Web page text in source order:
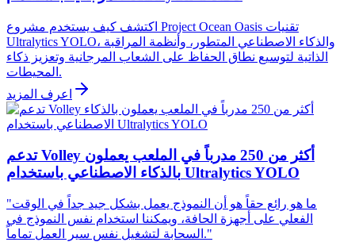
اكتشف كيف يستخدم مشروع Project Ocean Oasis تقنيات
Ultralytics YOLO، والذكاء الاصطناعي المتطور، وأنظمة المراقبة
الذاتية لتوسيع نطاق الحفاظ على الشعاب المرجانية وتعزيز ذكاء
المحيطات.
اعرف المزيد
تدعم Volley أكثر من 250 مدرباً في الملعب يعملون
بالذكاء الاصطناعي باستخدام Ultralytics YOLO
"ما هو رائع حقاً هو أن النموذج يعمل بشكل جيد جداً في الوقت
الفعلي على أجهزة الحافة، ويمكننا استخدام نفس النموذج في
السحابة لتشغيل نفس سير العمل تماماً."